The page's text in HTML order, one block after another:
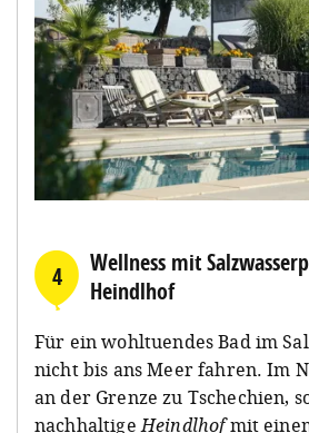
4
Wellness mit
Heindlhof
Für ein wohltuendes Bad im
nicht bis ans Meer fahren. Im
an der Grenze zu Tschechien,
nachhaltigeHeindlhofmit